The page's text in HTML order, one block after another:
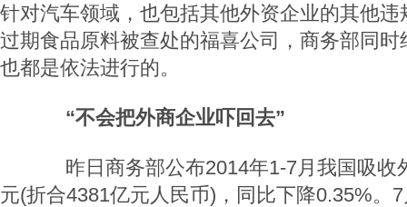
针对汽车领域，也包括其他外资企业的其他
过期食品原料被查处的福喜公司，商务部同
也都是依法进行的。
“不会把外商企业吓回去”
昨日商务部公布2014年1-7月我国吸收
元(折合4381亿元人民币)，同比下降0.35%。